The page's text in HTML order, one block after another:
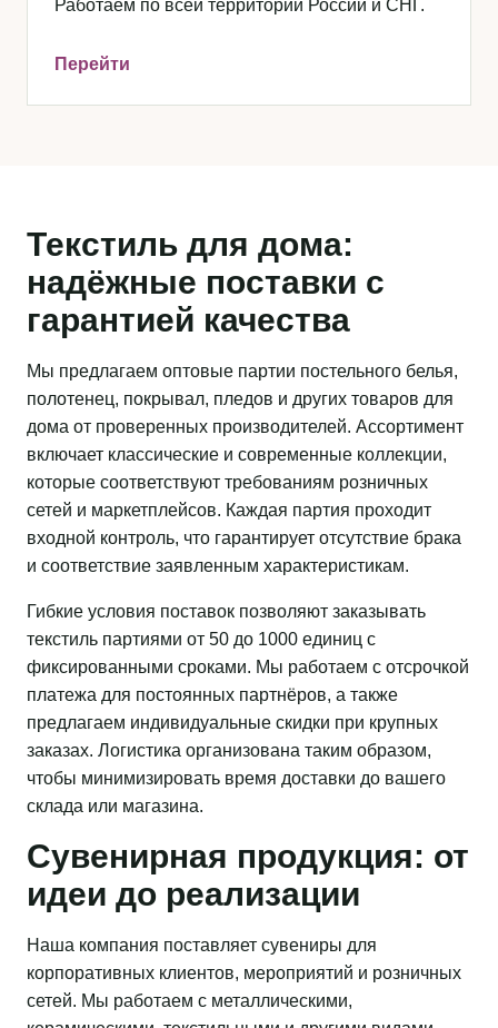
Работаем по всей территории России и СНГ.
Перейти
Текстиль для дома:
надёжные поставки с
гарантией качества
Мы предлагаем оптовые партии постельного белья,
полотенец, покрывал, пледов и других товаров для
дома от проверенных производителей. Ассортимент
включает классические и современные коллекции,
которые соответствуют требованиям розничных
сетей и маркетплейсов. Каждая партия проходит
входной контроль, что гарантирует отсутствие брака
и соответствие заявленным характеристикам.
Гибкие условия поставок позволяют заказывать
текстиль партиями от 50 до 1000 единиц с
фиксированными сроками. Мы работаем с отсрочкой
платежа для постоянных партнёров, а также
предлагаем индивидуальные скидки при крупных
заказах. Логистика организована таким образом,
чтобы минимизировать время доставки до вашего
склада или магазина.
Сувенирная продукция: от
идеи до реализации
Наша компания поставляет сувениры для
корпоративных клиентов, мероприятий и розничных
сетей. Мы работаем с металлическими,